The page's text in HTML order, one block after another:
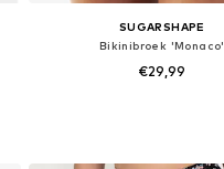
SUGARSHAPE
Bikinibroek 'Monaco'
€29,99